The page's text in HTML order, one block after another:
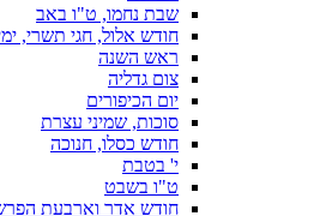
שבת נחמו, ט"ו באב
חודש אלול, חגי תשרי,
ראש השנה
צום גדליה
יום הכיפורים
סוכות, שמיני עצרת
חודש כסלו, חנוכה
י' בטבת
ט"ו בשבט
חודש אדר וארבעת